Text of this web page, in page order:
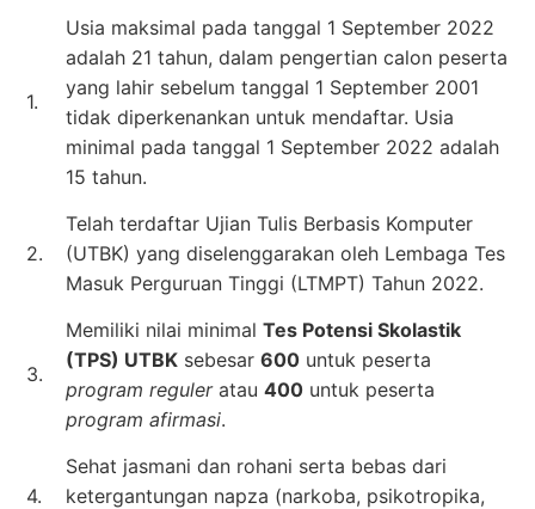
1.
Usia maksimal pada tanggal 1 September 2022
adalah 21 tahun, dalam pengertian calon peserta
yang lahir sebelum tanggal 1 September 2001
tidak diperkenankan untuk mendaftar. Usia
minimal pada tanggal 1 September 2022 adalah
15 tahun.
2.
Telah terdaftar Ujian Tulis Berbasis Komputer
(UTBK) yang diselenggarakan oleh Lembaga Tes
Masuk Perguruan Tinggi (LTMPT) Tahun 2022.
3.
Memiliki nilai minimal Tes Potensi Skolastik
(TPS) UTBK sebesar 600 untuk peserta
program reguleratau 400 untuk peserta
program afirmasi.
4.
Sehat jasmani dan rohani serta bebas dari
ketergantungan napza (narkoba, psikotropika,